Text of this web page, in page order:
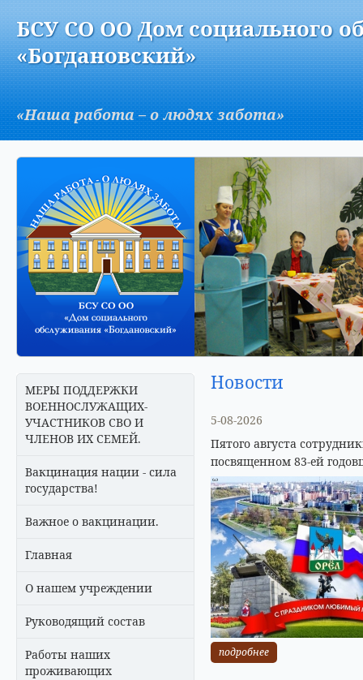
AБСУ СО ОО Дом социального
«Богдановский»
«Наша работа – о людях забота»
МЕРЫ ПОДДЕРЖКИ
ВОЕННОСЛУЖАЩИХ-
УЧАСТНИКОВ СВО И
ЧЛЕНОВ ИХ СЕМЕЙ.
Вакцинация нации - сила
государства!
Важное о вакцинации.
Главная
О нашем учреждении
Руководящий состав
Работы наших
проживающих
Новости
5-08-2026
Пятого августа
посвященном 83-ей
подробнее